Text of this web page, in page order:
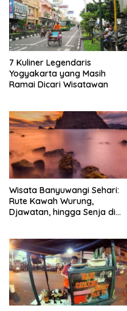
7 Kuliner Legendaris
Yogyakarta yang Masih
Ramai Dicari Wisatawan
Wisata Banyuwangi Sehari:
Rute Kawah Wurung,
Djawatan, hingga Senja di